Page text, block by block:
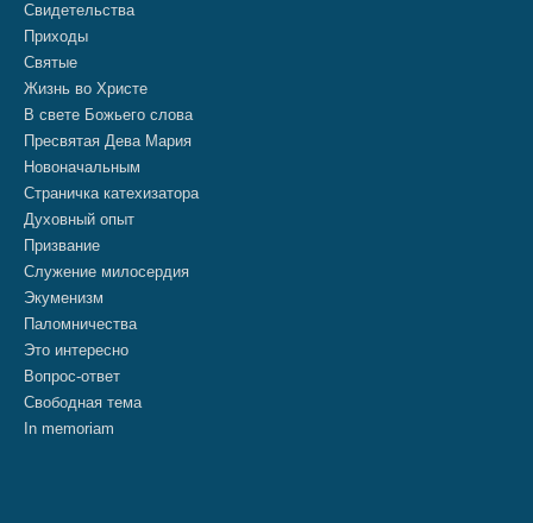
Свидетельства
Приходы
Святые
Жизнь во Христе
В свете Божьего слова
Пресвятая Дева Мария
Новоначальным
Страничка катехизатора
Духовный опыт
Призвание
Служение милосердия
Экуменизм
Паломничества
Это интересно
Вопрос-ответ
Свободная тема
In memoriam